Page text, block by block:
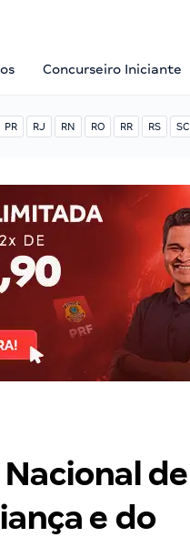
Concurseiro Iniciante
PR RJ RN RO RR RS SC
Nacional de
e do